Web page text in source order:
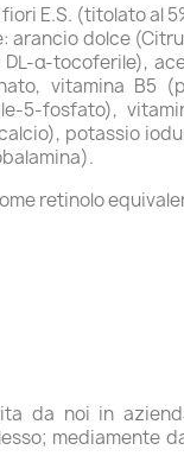
E.S. (titolato al
arancio dolce
α-tocoferile),
vitamina
fosfato),
potassio
retinolo
da noi in
mediamente